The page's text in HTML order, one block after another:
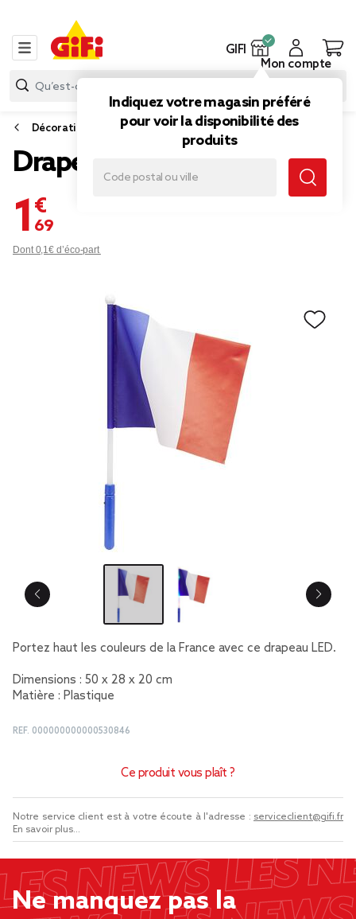
GIFI
Indiquez votre magasin préféré
pour voir la disponibilité des
produits
Mon compte
Décoration de fête
Drapeau français LED
1,69 €
Dont 0,1€ d’éco-part
Portez haut les couleurs de la France avec ce drapeau LED.
Dimensions : 50 x 28 x 20 cm
Matière : Plastique
REF. 000000000000530846
Ce produit vous plaît ?
Notre service client est à votre écoute à l'adresse : serviceclient@gifi.fr
En savoir plus...
Ne manquez pas la